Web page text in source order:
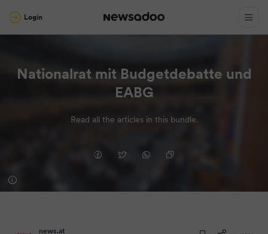
Login
Nationalrat mit Budgetdebatte und
EABG
Read all the articles in this bundle.
news.at